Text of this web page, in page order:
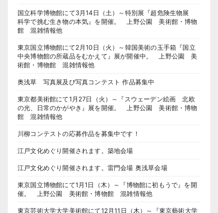
国立科学博物館にて3月14日（土）～特別展『超危険生物展
科学で挑む生き物の本気』を開催。 上野公園 美術館・博物
館 混雑情報他
東京国立博物館にて2月10日（火）～韓国美術の玉手箱『国立
中央博物館の所蔵品をむかえて』展が開催中。 上野公園 美
術館・博物館 混雑情報他
奥浅草 写真展及び写真コンテスト 作品募集中
東京都美術館にて1月27日（火）～『スウェーデン絵画 北欧
の光、日常のかがやき』展を開催。 上野公園 美術館・博物
館 混雑情報他
川柳コンテストの応募作品を募集中です！
江戸文化めぐり開催されます。築地会場
江戸文化めぐり開催されます。雷門会場 奥浅草会場
東京国立博物館にて1月1日（木）～『博物館に初もうで』を開
催。 上野公園 美術館・博物館 混雑情報他
東京芸術大学大学美術館にて12月11日（木）～『東京藝術大学